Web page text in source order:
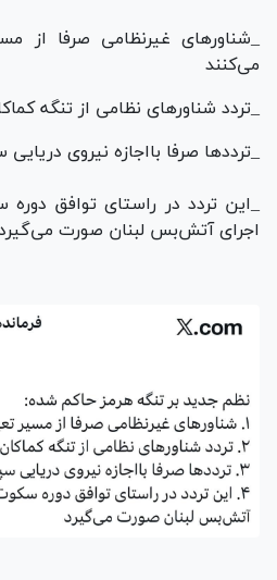
_شناور‌های غیرنظامی صرفا از
می‌کنند
_‏تردد شناور‌های نظامی از تنگه
_‏تردد‌ها صرفا بااجازه نیروی
_این تردد در راستای توافق
اجرای آتش‌بس لبنان صورت